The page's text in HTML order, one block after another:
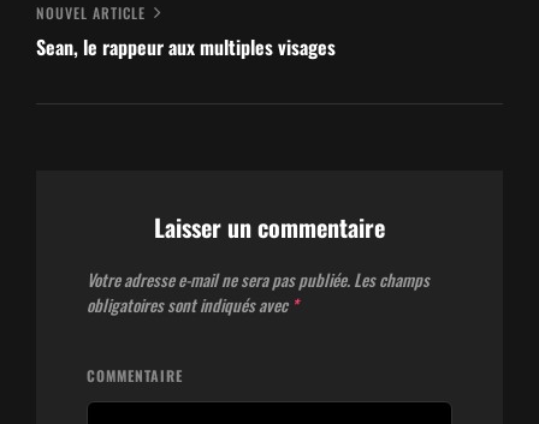
Nouvel
article
NOUVEL ARTICLE
Sean, le rappeur aux multiples visages
Laisser un commentaire
Votre adresse e-mail ne sera pas publiée.Les champs
obligatoires sont indiqués avec *
COMMENTAIRE